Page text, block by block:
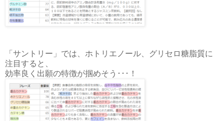
「サントリー」では、ホトリエノール、グリセロ糖脂質に
注目すると、
効率良く出願の特徴が掴めそう･･･！